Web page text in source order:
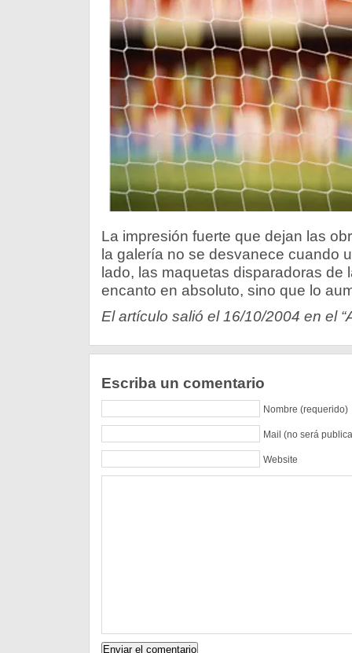
La impresión fuerte que dejan las
la galería no se desvanece cuando
lado, las maquetas disparadoras de
encanto en absoluto, sino que lo
El artículo salió el 16/10/2004 en el
Escriba un comentario
Nombre (requerido)
Mail (no será
Website